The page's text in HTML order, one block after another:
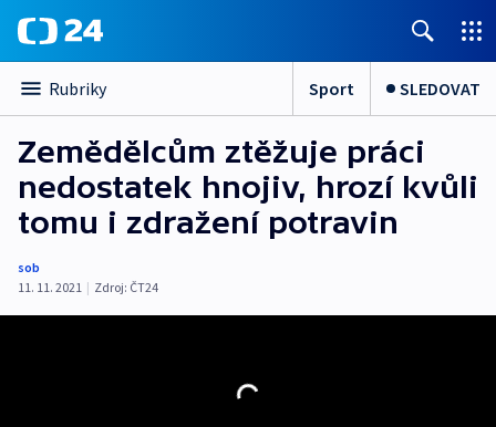
Rubriky Sport SLEDOVAT
Zemědělcům ztěžuje práci
nedostatek hnojiv, hrozí kvůli
tomu i zdražení potravin
sob
11. 11. 2021 | Zdroj: ČT24